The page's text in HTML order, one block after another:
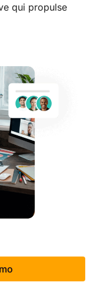
qui propulse